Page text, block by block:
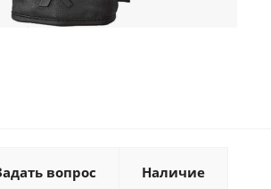
вопрос Наличие